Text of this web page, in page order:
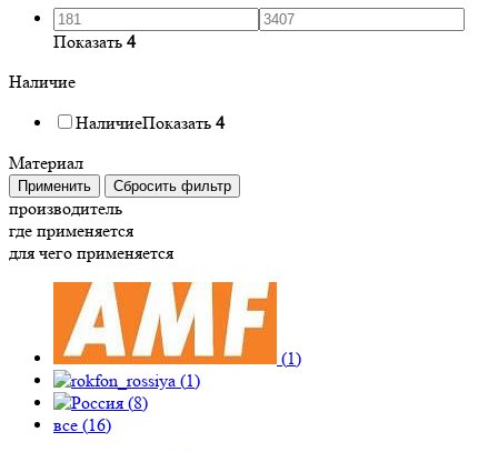
Показать 4
Наличие
НаличиеПоказать 4
Материал
Применить Сбросить фильтр
производитель
где применяется
для чего применяется
(1)
(1)
(8)
все (16)